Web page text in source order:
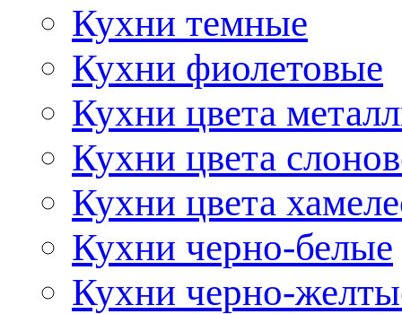
Кухни темные
Кухни фиолетовые
Кухни цвета
Кухни цвета
Кухни цвета
Кухни черно-белые
Кухни черно-